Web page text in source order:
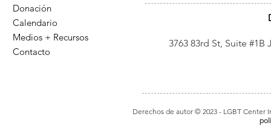
Donación
Calendario
Medios + Recursos
Contacto
3763 83rd St, Suite
Derechos de autor © 2023- LGBT Center